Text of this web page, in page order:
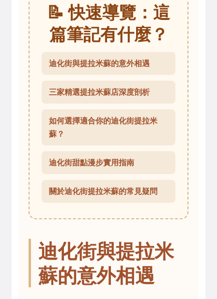
📝 快速導覽：這
篇筆記有什麼？
迪化街與提拉米蘇的意外相遇
三家精選提拉米蘇店深度剖析
如何選擇適合你的迪化街提拉米
蘇？
迪化街甜點漫步實用指南
關於迪化街提拉米蘇的常見疑問
迪化街與提拉米
蘇的意外相遇